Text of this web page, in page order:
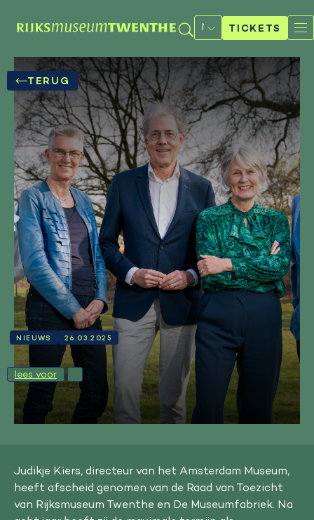
Selecteer
een
taal TICKETS
TERUG
NIEUWS 26.03.2025
lees voor
Judikje Kiers, directeur van het Amsterdam Museum,
heeft afscheid genomen van de Raad van Toezicht
van Rijksmuseum Twenthe en De Museumfabriek. Na